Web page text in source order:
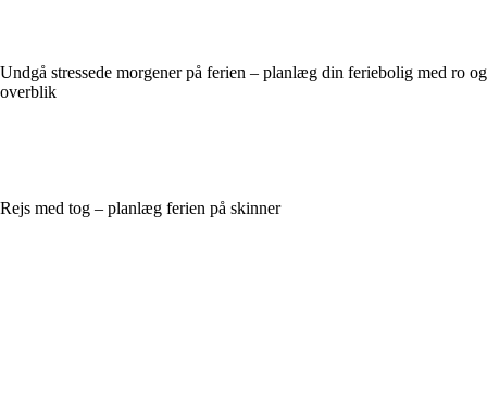
Undgå stressede morgener på ferien – planlæg din feriebolig med ro og
overblik
Rejs med tog – planlæg ferien på skinner